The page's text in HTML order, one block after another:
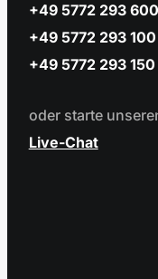
+49 5772 293 600
+49 5772 293 100
+49 5772 293 150
oder starte
Live-Chat